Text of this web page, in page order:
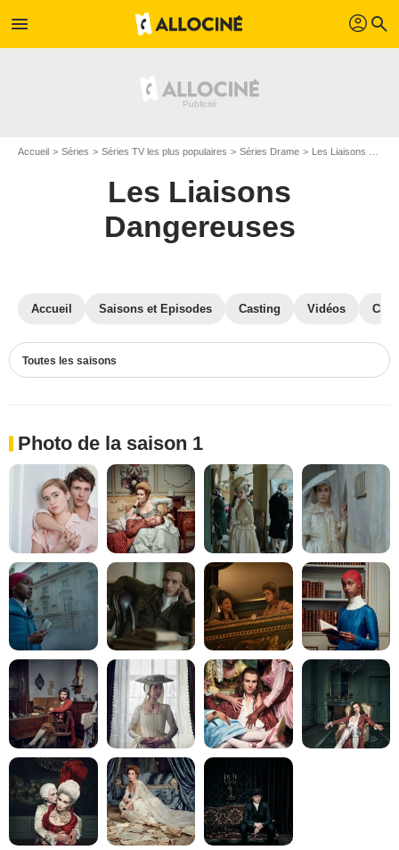
menu profil search
Accueil Séries Séries TV les plus populaires Séries Drame Les Liaisons Dangereuses
Les Liaisons
Dangereuses
Accueil Saisons et Episodes Casting Vidéos
Toutes les saisons
Photo de la saison 1